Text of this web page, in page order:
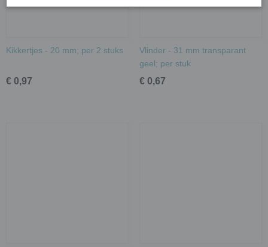
Kikkertjes - 20 mm; per 2 stuks
€ 0,97
Vlinder - 31 mm transparant
geel; per stuk
€ 0,67